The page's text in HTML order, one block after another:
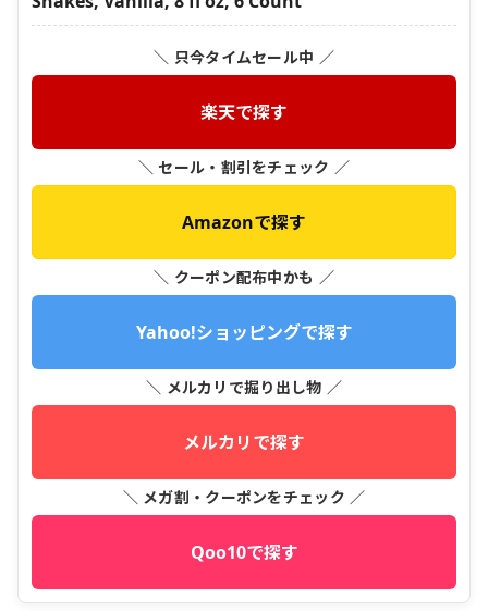
＼ 只今タイムセール中 ／
楽天で探す
＼ セール・割引をチェック ／
Amazonで探す
＼ クーポン配布中かも ／
Yahoo!ショッピングで探す
＼ メルカリで掘り出し物 ／
メルカリで探す
＼ メガ割・クーポンをチェック ／
Qoo10で探す